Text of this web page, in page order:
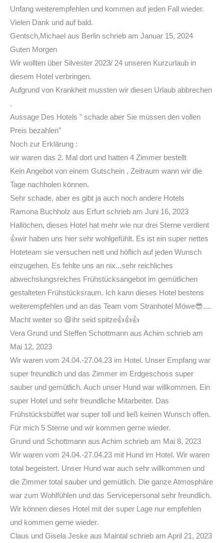
Unfang weiterempfehlen und kommen auf jeden Fall wieder.
Vielen Dank und auf bald.
Gentsch,Michael aus Berlin schrieb am Januar 15, 2024
Guten Morgen
Wir wollten über Silvester 2023/ 24 unseren Kurzurlaub in
diesem Hotel verbringen.
Aufgrund von Krankheit mussten wir diesen Urlaub abbrechen
.
Aussage Des Hotels " schade aber Sie müssen den vollen
Preis bezahlen"
Noch zur Erklärung :
wir waren das 2. Mal dort und hatten 4 Zimmer bestellt
Kein Angebot von einem Gutschein , Zeitraum wann wir die
Tage nachholen können.
Sehr schade, aber es gibt ja auch noch andere Hotels
Ramona Buchholz aus Erfurt schrieb am Juni 16, 2023
Hallöchen, dieses Hotel hat mehr wie nur drei Sterne verdient
👍wir haben uns hier sehr wohlgefühlt. Es ist ein super nettes
Hoteteam sie versuchen nett und höflich auf jeden Wunsch
einzugehen. Es fehlte uns an nix...sehr reichliches
abwechslungsreiches Frühstücksangebot im gemütlichen
gestalteten Frühstücksraum. Ich kann dieses Hotel bestens
weiterempfehlen und an das Team vom Stranhotel Möwe😎....
Macht weiter so 😄ihr seid spitze👍👍👍
Vera Grund und Steffen Schottmann aus Achim schrieb am
Mai 12, 2023
Wir waren vom 24.04.-27.04.23 im Hotel. Unser Empfang war
super freundlich und das Zimmer im Erdgeschoss super
sauber und gemütlich. Auch unser Hund war willkommen. Ein
super Hotel und sehr freundliche Mitarbeiter. Das
Frühstücksbüffet war super toll und ließ keinen Wunsch offen.
Für mich 5 Sterne und wir kommen gerne wieder.
Grund und Schottmann aus Achim schrieb am Mai 8, 2023
Wir waren vom 24.04.-27.04.23 mit Hund im Hotel. Wir waren
total begeistert. Unser Hund war auch sehr willkommen und
die Zimmer total sauber und gemütlich. Die ganze Atmosphäre
war zum Wohlfühlen und das Servicepersonal sehr freundlich.
Wir können dieses Hotel mit der super Lage nur empfehlen
und kommen gerne wieder.
Claus und Gisela Jeske aus Maintal schrieb am April 21, 2023